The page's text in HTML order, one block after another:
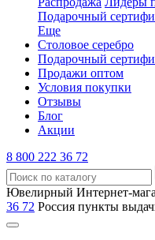
Подарочный
Еще
Столовое серебро
Подарочный
Продажи оптом
Условия покупки
Отзывы
Блог
Акции
8 800 222 36 72
Ювелирный Интернет-
36 72 Россия пункты